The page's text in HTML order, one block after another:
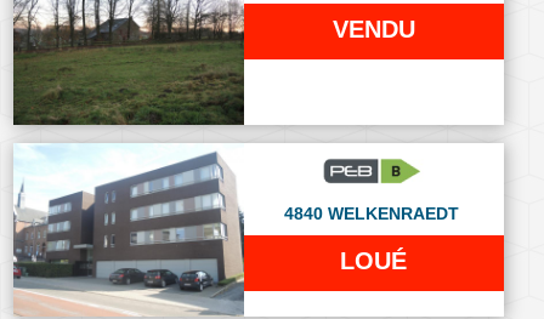
VENDU
4840 WELKENRAEDT
LOUÉ